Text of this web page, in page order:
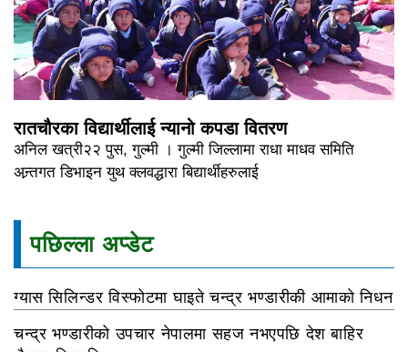
रातचौरका विद्यार्थीलाई न्यानो कपडा वितरण
अनिल खत्री२२ पुस, गुल्मी । गुल्मी जिल्लामा राधा माधव समिति
अन्र्तगत डिभाइन युथ क्लवद्धारा बिद्यार्थीहरुलाई
पछिल्ला अप्डेट
ग्यास सिलिन्डर विस्फोटमा घाइते चन्द्र भण्डारीकी आमाको निधन
चन्द्र भण्डारीको उपचार नेपालमा सहज नभएपछि देश बाहिर